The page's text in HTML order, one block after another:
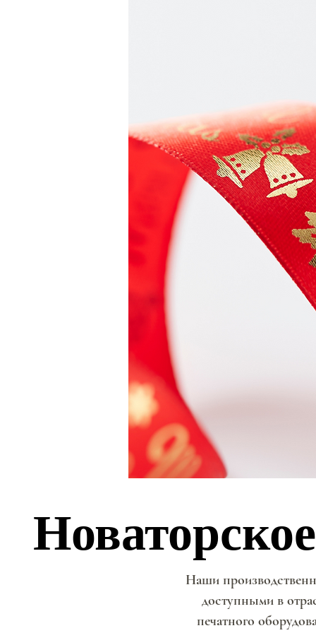
Наши
доступными в
печатного